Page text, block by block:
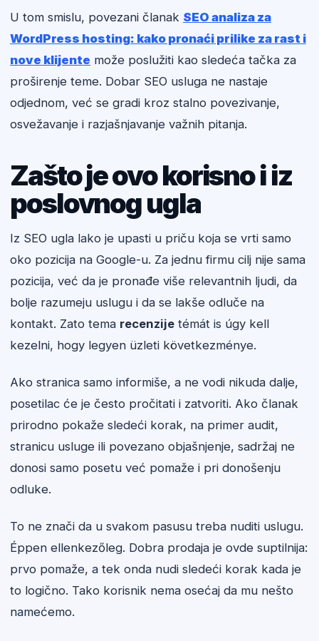
U tom smislu, povezani članak SEO analiza za
WordPress hosting: kako pronaći prilike za rast i
nove klijente može poslužiti kao sledeća tačka za
proširenje teme. Dobar SEO usluga ne nastaje
odjednom, već se gradi kroz stalno povezivanje,
osvežavanje i razjašnjavanje važnih pitanja.
Zašto je ovo korisno i iz
poslovnog ugla
Iz SEO ugla lako je upasti u priču koja se vrti samo
oko pozicija na Google-u. Za jednu firmu cilj nije sama
pozicija, već da je pronađe više relevantnih ljudi, da
bolje razumeju uslugu i da se lakše odluče na
kontakt. Zato tema recenzije témát is úgy kell
kezelni, hogy legyen üzleti következménye.
Ako stranica samo informiše, a ne vodi nikuda dalje,
posetilac će je često pročitati i zatvoriti. Ako članak
prirodno pokaže sledeći korak, na primer audit,
stranicu usluge ili povezano objašnjenje, sadržaj ne
donosi samo posetu već pomaže i pri donošenju
odluke.
To ne znači da u svakom pasusu treba nuditi uslugu.
Éppen ellenkezőleg. Dobra prodaja je ovde suptilnija:
prvo pomaže, a tek onda nudi sledeći korak kada je
to logično. Tako korisnik nema osećaj da mu nešto
namećemo.